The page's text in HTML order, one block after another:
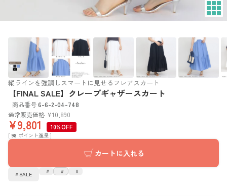
縦ラインを強調しスマートに見せるフレアスカート
【FINAL SALE】クレープギャザースカート
商品番号6-6-2-04-748
通常販売価格 ¥10,890
¥9,801 10%OFF
[ 98 ポイント進呈 ]
カートに入れる
SALE